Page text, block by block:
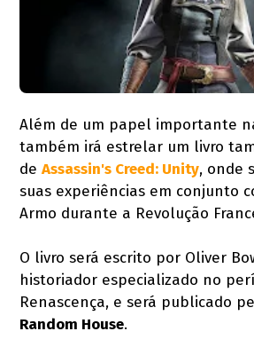
Além de um papel importante
também irá estrelar um livro
deAssassin's Creed: Unity, onde
suas experiências em conjunto
Armo durante a Revolução
O livro será escrito por Oliver
historiador especializado no
Renascença, e será publicado
Random House.